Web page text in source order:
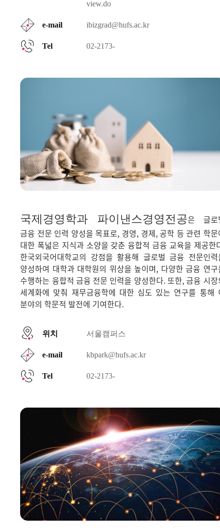
view.do
e-mail ibizgrad@hufs.ac.kr
Tel 02-2173-
국제경영학과 파이낸스경영전공은 글로
금융 전문 인력 양성을 목표로, 경영, 경제, 공학 등 관련 학문
대한 폭넓은 지식과 소양을 갖춘 융합적 금융 교육을 제공한
한국외국어대학교의 강점을 활용해 글로벌 금융 전문인력
양성하여 대학과 대학원의 위상을 높이며, 다양한 금융 연구
수행하는 융합적 금융 전문 인력을 양성한다. 또한, 금융 시장
세계화에 맞춰 재무금융학에 대한 심도 있는 연구를 통해
분야의 학문적 발전에 기여한다.
위치 서울캠퍼스
e-mail kbpark@hufs.ac.kr
Tel 02-2173-